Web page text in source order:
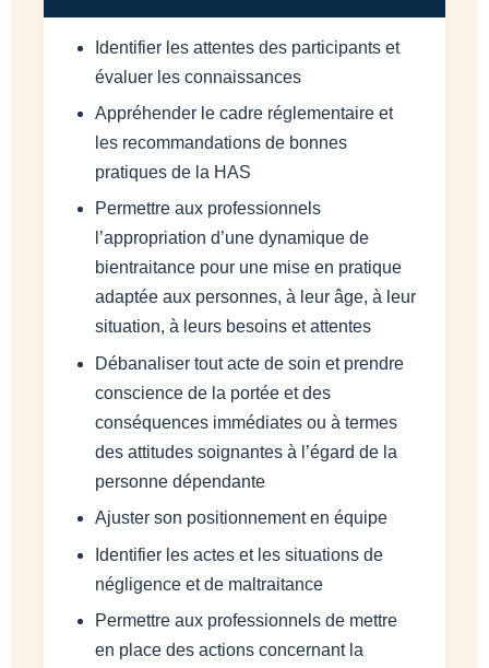
Identifier les attentes des participants et
évaluer les connaissances
Appréhender le cadre réglementaire et
les recommandations de bonnes
pratiques de la HAS
Permettre aux professionnels
l’appropriation d’une dynamique de
bientraitance pour une mise en pratique
adaptée aux personnes, à leur âge, à leur
situation, à leurs besoins et attentes
Débanaliser tout acte de soin et prendre
conscience de la portée et des
conséquences immédiates ou à termes
des attitudes soignantes à l’égard de la
personne dépendante
Ajuster son positionnement en équipe
Identifier les actes et les situations de
négligence et de maltraitance
Permettre aux professionnels de mettre
en place des actions concernant la